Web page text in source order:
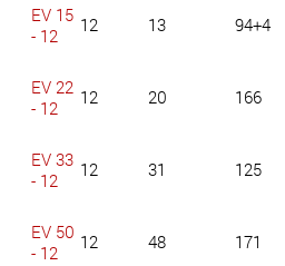
EV 15
- 12
12 13 94+4
EV 22
- 12
12 20 166
EV 33
- 12
12 31 125
EV 50
- 12
12 48 171